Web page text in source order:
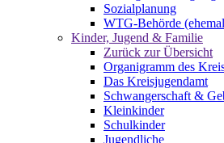
Sozialplanung
WTG-Behörde
Kinder, Jugend & Familie
Zurück zur Übersicht
Organigramm des
Das Kreisjugendamt
Schwangerschaft &
Kleinkinder
Schulkinder
Jugendliche